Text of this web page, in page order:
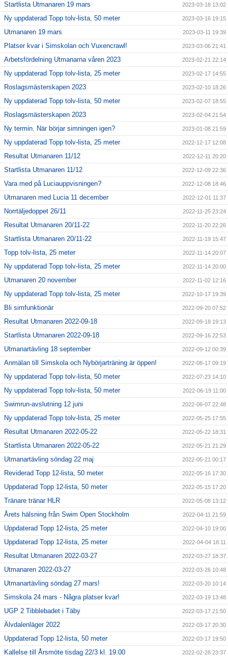
Startlista Utmanaren 19 mars 2023-03-18 13:02
Ny uppdaterad Topp tolv-lista, 50 meter 2023-03-16 19:15
Utmanaren 19 mars 2023-03-11 19:39
Platser kvar i Simskolan och Vuxencrawl! 2023-03-06 21:41
Arbetsfördelning Utmanarna våren 2023 2023-02-21 22:14
Ny uppdaterad Topp tolv-lista, 25 meter 2023-02-17 14:55
Roslagsmästerskapen 2023 2023-02-10 18:26
Ny uppdaterad Topp tolv-lista, 50 meter 2023-02-07 18:55
Roslagsmästerskapen 2023 2023-02-04 21:54
Ny termin. När börjar simningen igen? 2023-01-08 21:59
Ny uppdaterad Topp tolv-lista, 25 meter 2022-12-17 12:08
Resultat Utmanaren 11/12 2022-12-11 20:20
Startlista Utmanaren 11/12 2022-12-09 22:36
Vara med på Luciauppvisningen? 2022-12-08 18:46
Utmanaren med Lucia 11 december 2022-12-01 11:37
Norrtäljedoppet 26/11 2022-11-25 23:24
Resultat Utmanaren 20/11-22 2022-11-20 22:26
Startlista Utmanaren 20/11-22 2022-11-19 15:47
Topp tolv-lista, 25 meter 2022-11-14 20:07
Ny uppdaterad Topp tolv-lista, 25 meter 2022-11-14 20:00
Utmanaren 20 november 2022-11-02 12:16
Ny uppdaterad Topp tolv-lista, 25 meter 2022-10-17 19:39
Bli simfunktionär 2022-09-20 07:52
Resultat Utmanaren 2022-09-18 2022-09-18 19:13
Startlista Utmanaren 2022-09-18 2022-09-16 22:53
Utmanartävling 18 september 2022-09-12 00:39
Anmälan till Simskola och Nybörjarträning är öppen! 2022-08-17 09:19
Ny uppdaterad Topp tolv-lista, 50 meter 2022-07-23 14:10
Ny uppdaterad Topp tolv-lista, 50 meter 2022-06-19 11:00
Swimrun-avslutning 12 juni 2022-06-07 22:48
Ny uppdaterad Topp tolv-lista, 25 meter 2022-05-25 17:55
Resultat Utmanaren 2022-05-22 2022-05-22 18:31
Startlista Utmanaren 2022-05-22 2022-05-21 21:29
Utmanartävling söndag 22 maj 2022-05-21 00:17
Reviderad Topp 12-lista, 50 meter 2022-05-16 17:30
Uppdaterad Topp 12-lista, 50 meter 2022-05-15 17:20
Tränare tränar HLR 2022-05-08 13:12
Årets hälsning från Swim Open Stockholm 2022-04-11 21:59
Uppdaterad Topp 12-lista, 25 meter 2022-04-10 19:00
Uppdaterad Topp 12-lista, 25 meter 2022-04-04 18:11
Resultat Utmanaren 2022-03-27 2022-03-27 18:37
Utmanaren 2022-03-27 2022-03-26 10:48
Utmanartävling söndag 27 mars! 2022-03-20 10:14
Simskola 24 mars - Några platser kvar! 2022-03-19 13:48
UGP 2 Tibblebadet i Täby 2022-03-17 21:50
Älvdalenläger 2022 2022-03-17 20:30
Uppdaterad Topp 12-lista, 50 meter 2022-03-17 19:50
Kallelse till Årsmöte tisdag 22/3 kl. 19.00 2022-02-28 23:37